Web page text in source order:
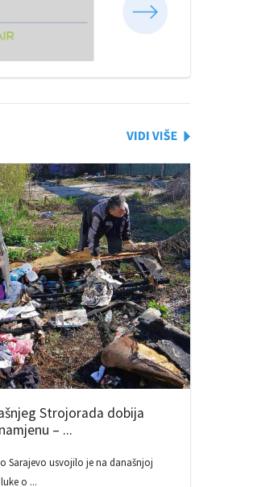
Strojorada dobija
– ...
Sarajevo usvojilo je na današnjoj
o ...